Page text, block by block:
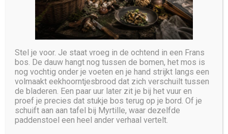
Copyright © 2025 SilentBot. All Rights Reserved
Stel je voor. Je staat vroeg in de ochtend in een Frans
bos. De dauw hangt nog tussen de bomen, het mos is
nog vochtig onder je voeten en je hand strijkt langs een
volmaakt eekhoorntjesbrood dat zich verschuilt tussen
de bladeren. Een paar uur later zit je bij het vuur en
proef je precies dat stukje bos terug op je bord. Of je
schuift aan aan tafel bij Myrtille, waar dezelfde
paddenstoel een heel ander verhaal vertelt.